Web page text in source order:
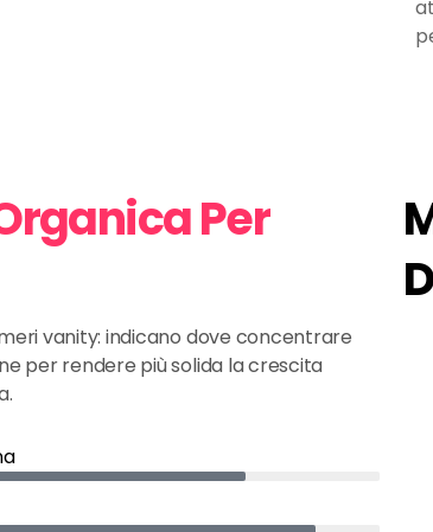
Per
vanity: indicano dove concentrare
per rendere più solida la crescita